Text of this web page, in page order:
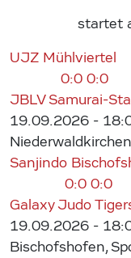
startet
UJZ Mühlviertel
0:0 0:0
JBLV Samurai-
19.09.2026 -
Sanjindo
0:0 0:0
Galaxy Judo
19.09.2026 -
Bischofshofen,